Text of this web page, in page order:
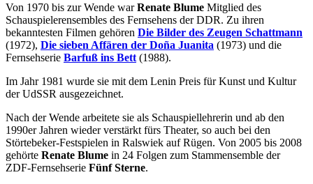
Von 1970 bis zur Wende warRenate Blume Mitglied des
Schauspielerensembles des Fernsehens der DDR. Zu ihren
bekanntesten Filmen gehören Die Bilder des Zeugen Schattmann
(1972), Die sieben Affären der Doña Juanita (1973) und die
Fernsehserie Barfuß ins Bett (1988).
Im Jahr 1981 wurde sie mit dem Lenin Preis für Kunst und Kultur
der UdSSR ausgezeichnet.
Nach der Wende arbeitete sie als Schauspiellehrerin und ab den
1990er Jahren wieder verstärkt fürs Theater, so auch bei den
Störtebeker-Festspielen in Ralswiek auf Rügen. Von 2005 bis 2008
gehörte Renate Blume in 24 Folgen zum Stammensemble der
ZDF-Fernsehserie Fünf Sterne.